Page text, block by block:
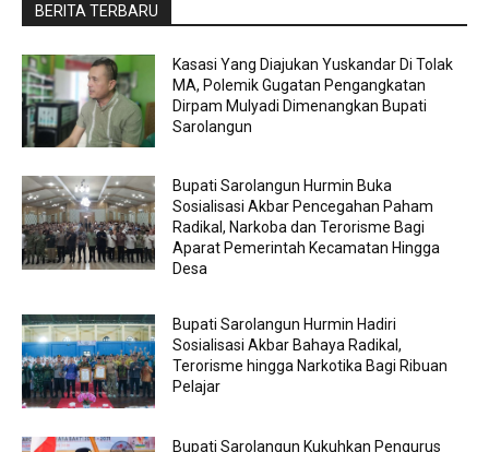
BERITA TERBARU
Kasasi Yang Diajukan Yuskandar Di Tolak
MA, Polemik Gugatan Pengangkatan
Dirpam Mulyadi Dimenangkan Bupati
Sarolangun
Bupati Sarolangun Hurmin Buka
Sosialisasi Akbar Pencegahan Paham
Radikal, Narkoba dan Terorisme Bagi
Aparat Pemerintah Kecamatan Hingga
Desa
Bupati Sarolangun Hurmin Hadiri
Sosialisasi Akbar Bahaya Radikal,
Terorisme hingga Narkotika Bagi Ribuan
Pelajar
Bupati Sarolangun Kukuhkan Pengurus